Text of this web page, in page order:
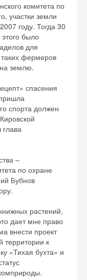
комитета по
участки земли
году. Тогда 30
было
для
таких фермеров
землю.
спасения
спорта должен
–
по охране
Бубнов
растений,
дает мне право
внести проект
территории к
«Тихая бухта» и